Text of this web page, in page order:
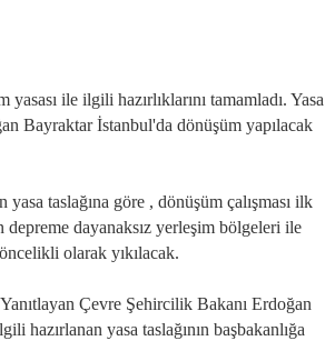
ile ilgili hazırlıklarını tamamladı. Yasa
Bayraktar İstanbul'da dönüşüm yapılacak
taslağına göre , dönüşüm çalışması ilk
dayanaksız yerleşim bölgeleri ile
olarak yıkılacak.
Çevre Şehircilik Bakanı Erdoğan
hazırlanan yasa taslağının başbakanlığa